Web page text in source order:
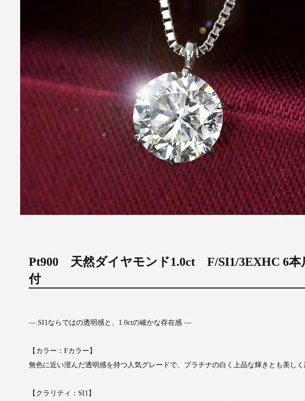
Pt900 天然ダイヤモンド1.0ct F/SI1/3EXHC 6本
付
― SI1ならではの透明感と、1.0ctの確かな存在感 ―
【カラー：Fカラー】
無色に近い澄んだ透明感を持つ人気グレードで、プラチナの白く上品な輝きとも美しく
【クラリティ：SI1】